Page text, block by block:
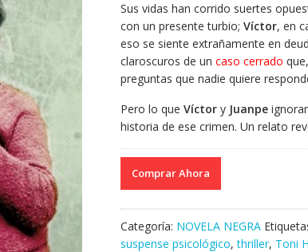
Sus vidas han corrido suertes
con un presente turbio; Víctor, en
eso se siente extrañamente en
claroscuros de un caso cerrado
preguntas que nadie quiere
Pero lo que Víctor y Juanpe
historia de ese crimen. Un relato
Comprar Ahora
Categoría: NOVELA NEGRA
suspense psicológico,thriller, Toni